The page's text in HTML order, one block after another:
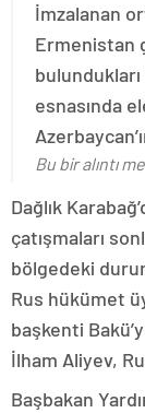
İmzalanan
Ermenistan
esnasında
Bu bir alıntı
Dağlık
çatışmaları
bölgedeki
Rus hükümet
başkenti
İlham Aliyev,
Başbakan